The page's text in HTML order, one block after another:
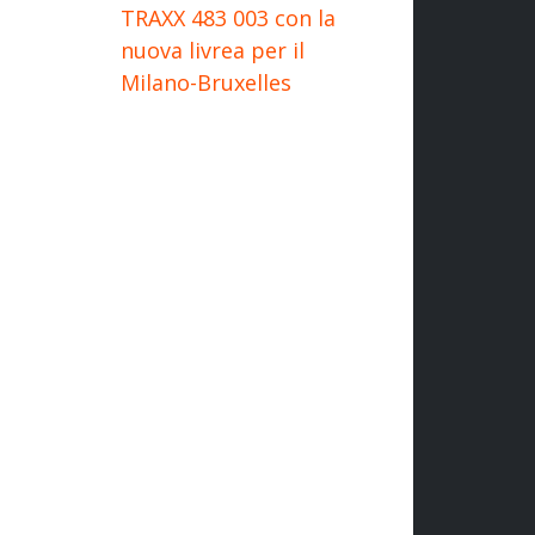
TRAXX 483 003 con la
nuova livrea per il
Milano-Bruxelles